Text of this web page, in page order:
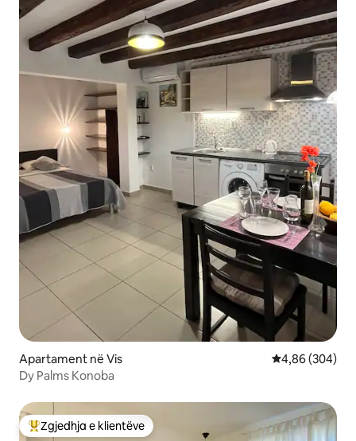
Apartament në Vis Vlerësimi
4,86 (304)
Dy Palms Konoba
Më të mirat e zgjedhjeve të klientëve
Zgjedhja e klientëve